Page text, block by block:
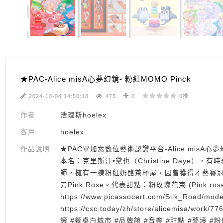
★PAC-Alice misA心夢幻鏡- 粉紅MOMO Pinck
2024-10-04 14:58:18 475 0 0推
作者 浩理斯hoelex
客戸 hoelex
作品說明
★PAC畢加索數位藝術認證平台-Alice misA心
本名：克里斯汀•黛也（Christine Daye），有
師，擁有一棟粉紅奶酪茶杯屋，因曾獲得才藝賽
刀Pink Rose。代表甜點：粉玫瑰花束 (Pink
https://www.picassocert.com/Silk_Road/
https://cxc.today/zh/store/alicemisa/work/
鏡 #餐桌白城市 #品牌館 #音樂 #甜點 #夢境 #